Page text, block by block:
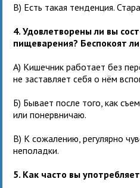
В) Есть такая тенденция.
4. Удовлетворены ли вы
пищеварения? Беспокоят ли
А) Кишечник работает без
не заставляет себя о нём
Б) Бывает после того, как
или понервничаю.
В) К сожалению, регулярно
неполадки.
5. Как часто вы